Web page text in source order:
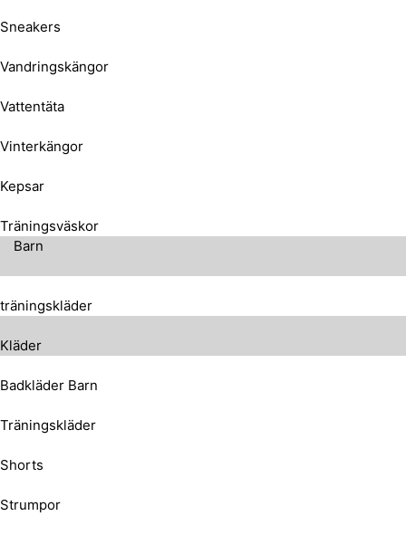
Sneakers
Vandringskängor
Vattentäta
Vinterkängor
Kepsar
Träningsväskor
Barn
träningskläder
Kläder
Badkläder Barn
Träningskläder
Shorts
Strumpor